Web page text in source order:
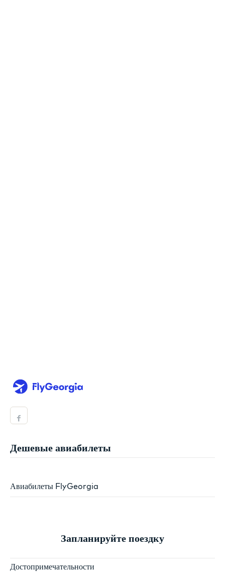
Дешевые авиабилеты
Авиабилеты FlyGeorgia
Запланируйте поездку
Достопримечательности